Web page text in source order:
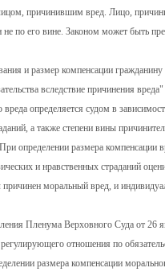
причинившим вред. Лицо,
не по его вине. Законом может быть
и размер компенсации
вследствие причинения
определяется судом в
а также степени вины
определении размера компенсации
и нравственных страданий
моральный вред, и
Пленума Верховного Суда от 26
регулирующего отношения по
размера компенсации